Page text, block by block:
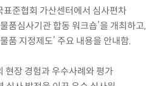
준협회 가산센터에서 심사편차
품심사기관 합동 워크숍’을 개최하고,
품 지정제도’ 주요 내용을 안내함.
현장 경험과 우수사례와 평가